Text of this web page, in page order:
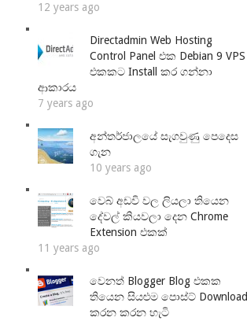
12 years ago
Directadmin Web Hosting
Control Panel එක Debian 9 VPS
එකකට Install කර ගන්නා
ආකාරය
7 years ago
අන්තර්ජාලයේ සැගවුණු පෙදෙස
ගැන
10 years ago
වෙබ් අඩවි වල ලියලා තියෙන
දේවල් කියවලා දෙන Chrome
Extension එකක්
11 years ago
වෙනත් Blogger Blog එකක
තියෙන සියළුම පොස්ට් Download
කරන කරන හැටි